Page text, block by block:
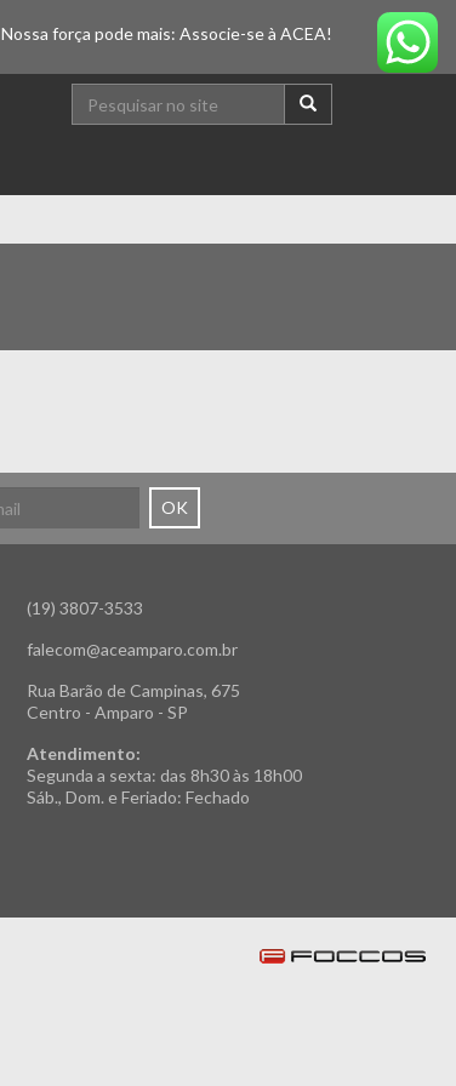
Nossa força pode mais: Associe-se à ACEA!
OK
(19) 3807-3533
falecom@aceamparo.com.br
Rua Barão de Campinas, 675
Centro - Amparo - SP
Atendimento:
Segunda a sexta: das 8h30 às 18h00
Sáb., Dom. e Feriado: Fechado